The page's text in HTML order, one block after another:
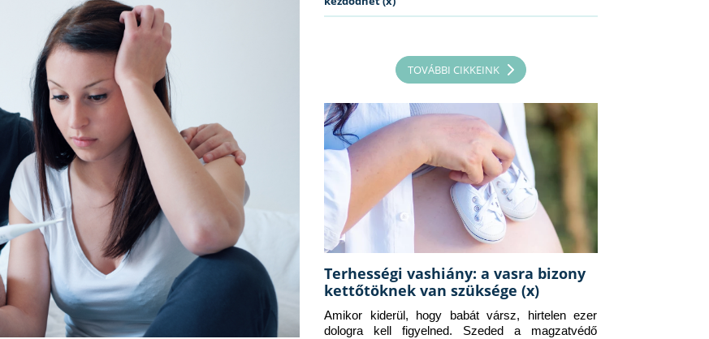
TOVÁBBI CIKKEINK
Terhességi vashiány: a vasra bizony
kettőtöknek van szüksége (x)
Amikor kiderül, hogy babát vársz, hirtelen ezer
dologra kell figyelned. Szeded a magzatvédő